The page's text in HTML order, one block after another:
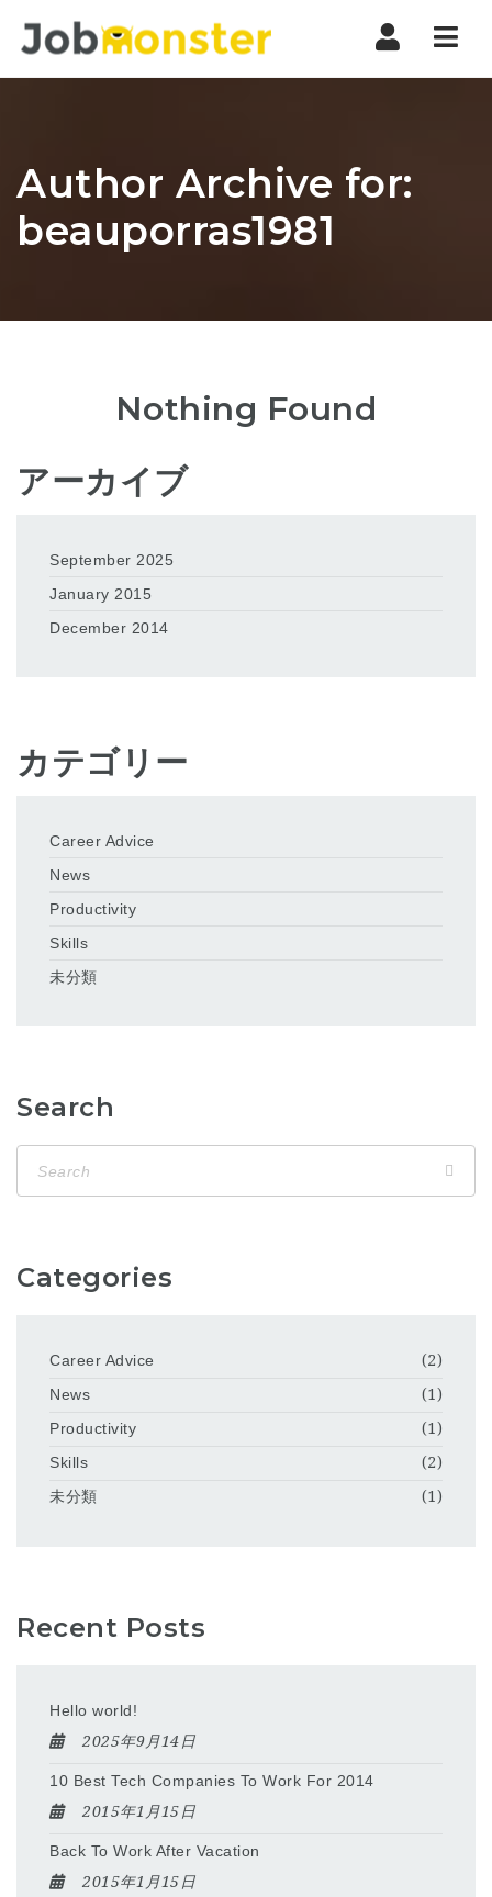
Author Archive for:
beauporras1981
Nothing Found
アーカイブ
September 2025
January 2015
December 2014
カテゴリー
Career Advice
News
Productivity
Skills
未分類
Search
Categories
Career Advice
(2)
News
(1)
Productivity
(1)
Skills
(2)
未分類
(1)
Recent Posts
Hello world!
2025年9月14日
10 Best Tech Companies To Work For 2014
2015年1月15日
Back To Work After Vacation
2015年1月15日